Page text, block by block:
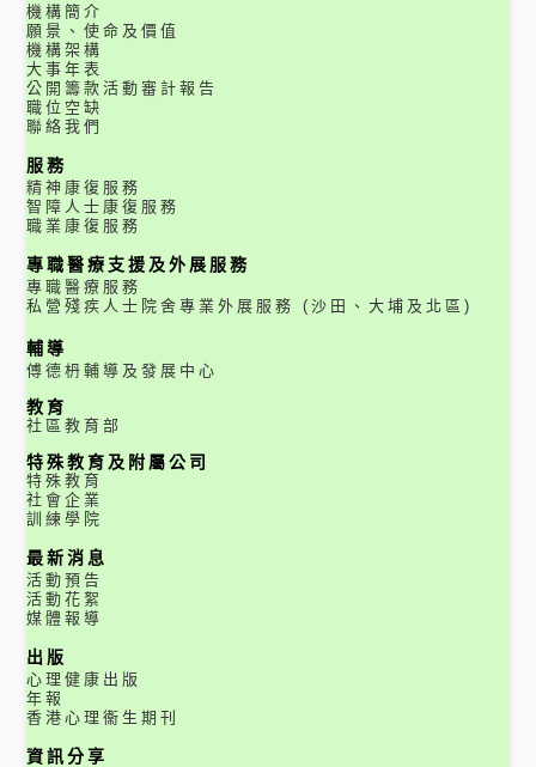
機構簡介
願景、使命及價值
機構架構
大事年表
公開籌款活動審計報告
職位空缺
聯絡我們
服務
精神康復服務
智障人士康復服務
職業康復服務
專職醫療支援及外展服務
專職醫療服務
私營殘疾人士院舍專業外展服務 (沙田、大埔及北區)
輔導
傅德枬輔導及發展中心
教育
社區教育部
特殊教育及附屬公司
特殊教育
社會企業
訓練學院
最新消息
活動預告
活動花絮
媒體報導
出版
心理健康出版
年報
香港心理衞生期刊
資訊分享